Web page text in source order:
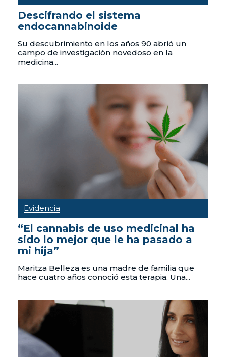
Descifrando el sistema
endocannabinoide
Su descubrimiento en los años 90 abrió un
campo de investigación novedoso en la
medicina...
Evidencia
“El cannabis de uso medicinal ha
sido lo mejor que le ha pasado a
mi hija”
Maritza Belleza es una madre de familia que
hace cuatro años conoció esta terapia. Una...